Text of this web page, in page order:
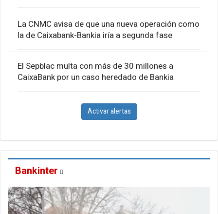
La CNMC avisa de que una nueva operación como
la de Caixabank-Bankia iría a segunda fase
El Sepblac multa con más de 30 millones a
CaixaBank por un caso heredado de Bankia
Activar alertas
Bankinter